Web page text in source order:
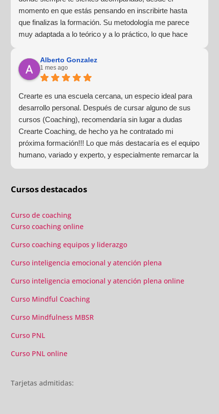
momento en que estás pensando en inscribirte hasta
que finalizas la formación. Su metodología me parece
muy adaptada a lo teórico y a lo práctico, lo que hace
¡Para mí fue una excelente experiencia!
Alberto Gonzalez
1 mes ago
Crearte es una escuela cercana, un especio ideal para
desarrollo personal. Después de cursar alguno de sus
cursos (Coaching), recomendaría sin lugar a dudas
Crearte Coaching, de hecho ya he contratado mi
próxima formación!!! Lo que más destacaría es el equipo
humano, variado y experto, y especialmente remarcar la
añadido con multitud de formaciones, seminarios y
gran liderazgo de Beatriz Ricondo!!!
Cursos destacados
Curso de coaching
Curso coaching online
Curso coaching equipos y liderazgo
Curso inteligencia emocional y atención plena
Curso inteligencia emocional y atención plena online
Curso Mindful Coaching
Curso Mindfulness MBSR
Curso PNL
Curso PNL online
Tarjetas admitidas: